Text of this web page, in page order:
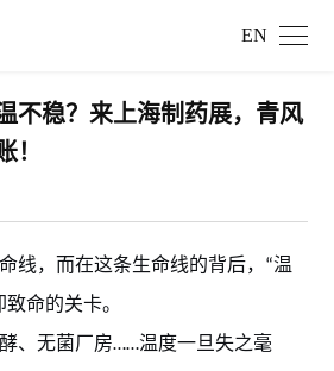
EN
不稳？来上海制药展，青风
！
线，而在这条生命线的背后， “温
命的关卡。
、无菌厂房……温度一旦失之毫